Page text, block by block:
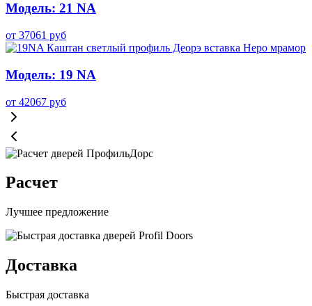
Модель: 21 NA
от 37061 руб
Модель: 19 NA
от 42067 руб
Расчет
Лучшее предложение
Доставка
Быстрая доставка